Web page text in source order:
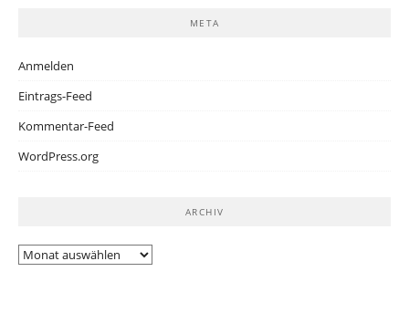
META
Anmelden
Eintrags-Feed
Kommentar-Feed
WordPress.org
ARCHIV
Archiv